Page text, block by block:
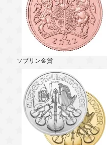
ソブリン金貨